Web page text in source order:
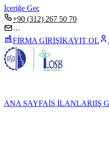
İçeriğe Geç
+90 (312) 267 50 70
···
FİRMA GİRİŞİKAYIT OL
ANA SAYFAİŞ İLANLARIİŞ